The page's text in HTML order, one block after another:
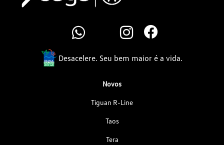
Desacelere. Seu bem maior é a vida.
Novos
Tiguan R-Line
Taos
Tera